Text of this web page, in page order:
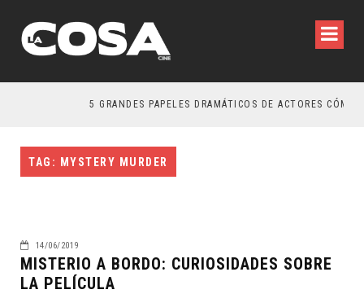
5 GRANDES PAPELES DRAMÁTICOS DE ACTORES CÓMICOS
TAG: MYSTERY MURDER
14/06/2019
MISTERIO A BORDO: CURIOSIDADES SOBRE
LA PELÍCULA